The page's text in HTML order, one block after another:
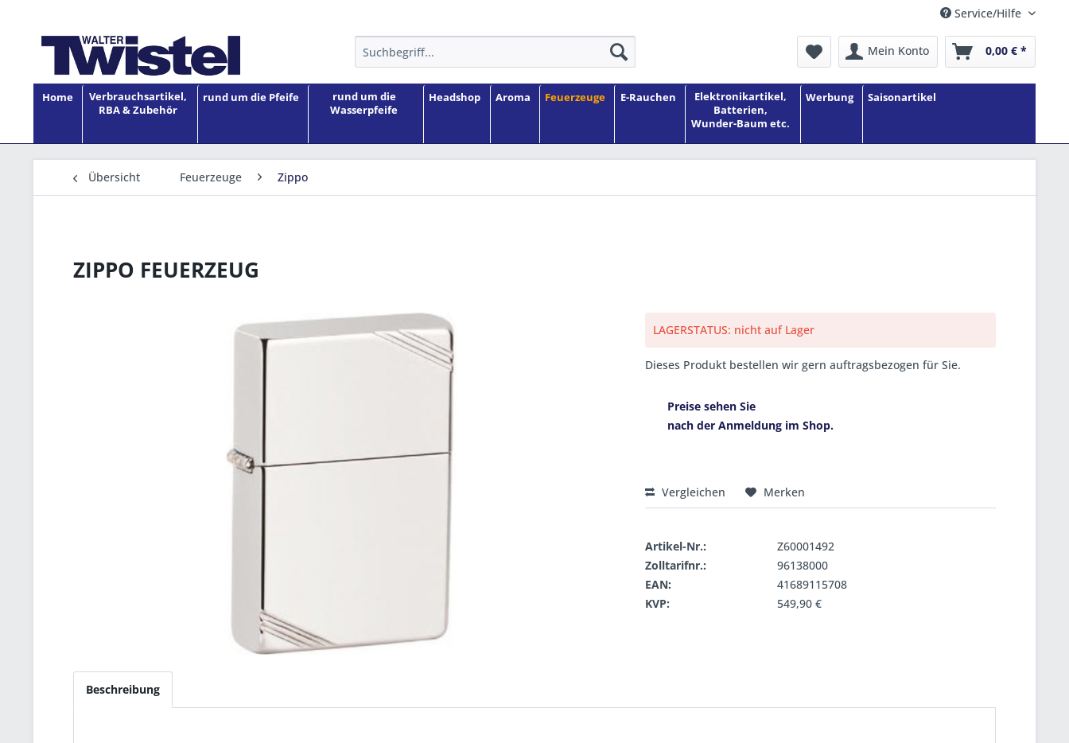
Service/Hilfe
Mein Konto 0,00 € *
Home
Verbrauchsartikel,
RBA & Zubehör
rund um die Pfeife
rund um die
Wasserpfeife
Headshop Aroma Feuerzeuge E-Rauchen
Elektronikartikel,
Batterien,
Wunder-Baum etc.
Werbung Saisonartikel
Übersicht Feuerzeuge Zippo
ZIPPO FEUERZEUG
LAGERSTATUS: nicht auf Lager
Dieses Produkt bestellen wir gern auftragsbezogen für Sie.
Preise sehen Sie
nach der Anmeldung im Shop.
Vergleichen Merken
Artikel-Nr.:
Z60001492
Zolltarifnr.:
96138000
EAN:
41689115708
KVP:
549,90 €
Beschreibung